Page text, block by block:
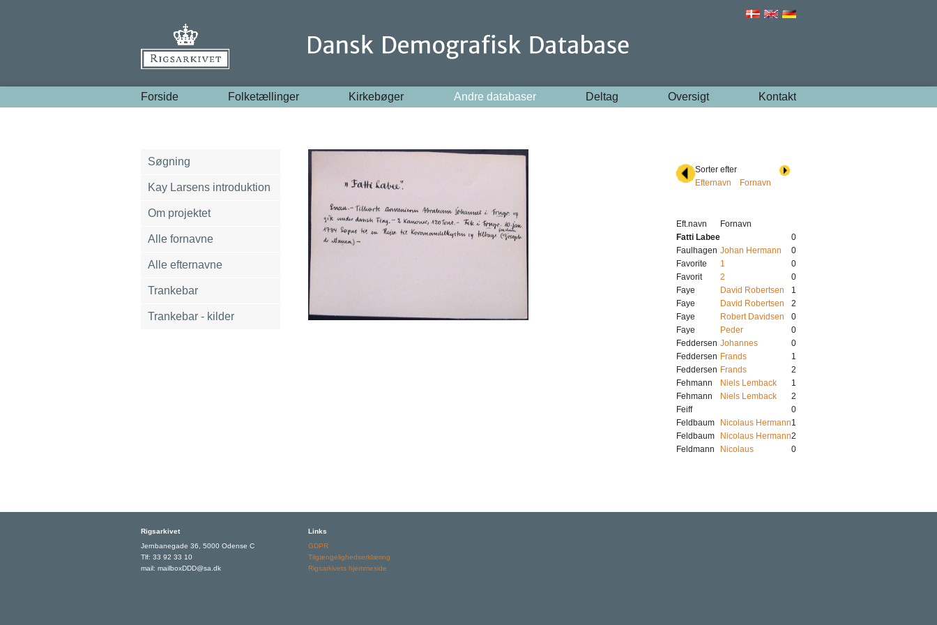
Forside Folketællinger Kirkebøger Andre databaser Deltag Oversigt Kontakt
Søgning
Kay Larsens introduktion
Om projektet
Alle fornavne
Alle efternavne
Trankebar
Trankebar - kilder
Sorter efter
Efternavn
Fornavn
Eft.navn
Fornavn
Fatti Labee
0
Faulhagen Johan Hermann
0
Favorite
1
0
Favorit
2
0
Faye
David Robertsen
1
Faye
David Robertsen
2
Faye
Robert Davidsen
0
Faye
Peder
0
Feddersen Johannes
0
Feddersen Frands
1
Feddersen Frands
2
Fehmann
Niels Lemback
1
Fehmann
Niels Lemback
2
Feiff
0
Feldbaum
Nicolaus Hermann1
Feldbaum
Nicolaus Hermann2
Feldmann
Nicolaus 0
Rigsarkivet
Jernbanegade 36, 5000 Odense C
Tlf: 33 92 33 10
mail: mailboxDDD@sa.dk
Links
GDPR
Tilgængelighedserklæring
Rigsarkivets hjemmeside